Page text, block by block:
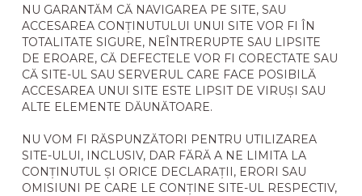
NU GARANTĂM CĂ NAVIGAREA PE SITE, SAU
ACCESAREA CONȚINUTULUI UNUI SITE VOR FI ÎN
TOTALITATE SIGURE, NEÎNTRERUPTE SAU LIPSITE
DE EROARE, CĂ DEFECTELE VOR FI CORECTATE SAU
CĂ SITE-UL SAU SERVERUL CARE FACE POSIBILĂ
ACCESAREA UNUI SITE ESTE LIPSIT DE VIRUȘI SAU
ALTE ELEMENTE DĂUNĂTOARE.
NU VOM FI RĂSPUNZĂTORI PENTRU UTILIZAREA
SITE-ULUI, INCLUSIV, DAR FĂRĂ A NE LIMITA LA
CONȚINUTUL ȘI ORICE DECLARAȚII, ERORI SAU
OMISIUNI PE CARE LE CONȚINE SITE-UL RESPECTIV,